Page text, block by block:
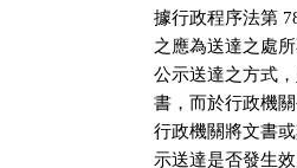
據行政程序法第
之應為送達之處
公示送達之方式
書，而於行政機
行政機關將文書
示送達是否發生